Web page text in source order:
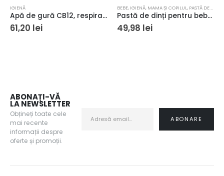
IGIENĂ
Apă de gură CB12, respirație proaspătă pentru 12 ore, 250 ml
61,20 lei
BEBE, IGIENĂ, MAMA ȘI COPILUL, PASTĂ DE DINȚI
Pastă de dinți pentru bebelusi, Elmex Bebe 50ml
49,98 lei
ABONAȚI-VĂ
LA NEWSLETTER
Obțineți toate cele
mai recente
informații despre
oferte și promoții.